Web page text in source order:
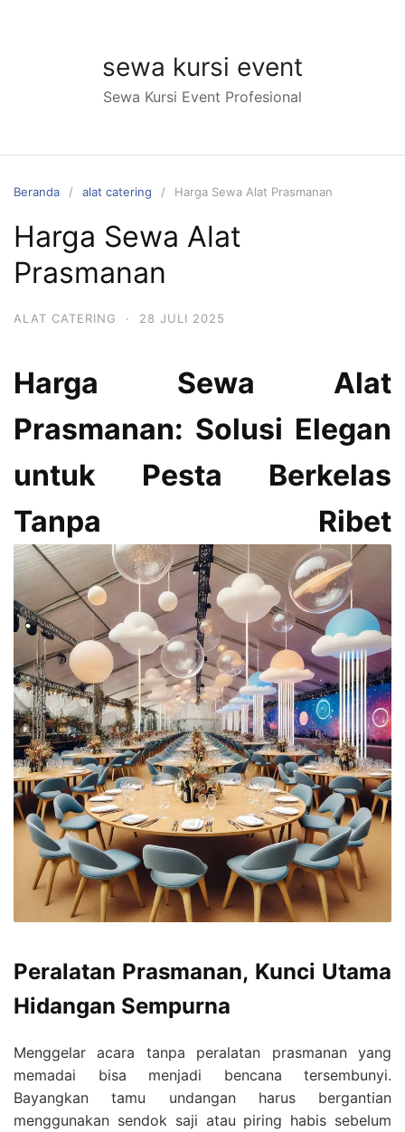
sewa kursi event
Sewa Kursi Event Profesional
Beranda alat catering Harga Sewa Alat Prasmanan
Harga Sewa Alat
Prasmanan
ALAT CATERING · 28 JULI 2025
Harga Sewa Alat
Prasmanan: Solusi Elegan
untuk Pesta Berkelas
Tanpa Ribet
Peralatan Prasmanan, Kunci Utama
Hidangan Sempurna
Menggelar acara tanpa peralatan prasmanan yang
memadai bisa menjadi bencana tersembunyi.
Bayangkan tamu undangan harus bergantian
menggunakan sendok saji atau piring habis sebelum